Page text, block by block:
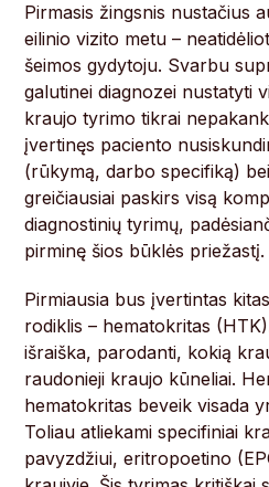
Pirmasis žingsnis nustačius
eilinio vizito metu –
šeimos gydytoju. Svarbu
galutinei diagnozei nustatyti
kraujo tyrimo tikrai
įvertinęs paciento
(rūkymą, darbo specifiką)
greičiausiai paskirs visą
diagnostinių tyrimų,
pirminę šios būklės priežastį.
Pirmiausia bus įvertintas
rodiklis – hematokritas
išraiška, parodanti, kokią
raudonieji kraujo kūneliai.
hematokritas beveik visada
Toliau atliekami specifiniai
pavyzdžiui, eritropoetino